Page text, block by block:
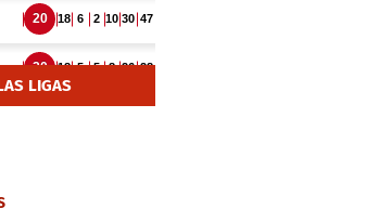
LIGAS